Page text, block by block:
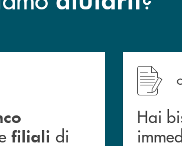
delle&nbsp; filiali&nbsp; di
filiali di
Hai
Hai